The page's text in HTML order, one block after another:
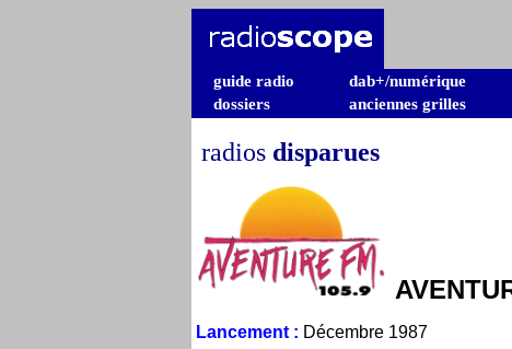
guide radio dab+/numérique
dossiers
anciennes grilles
radios disparues
Lancement: Décembre 1987